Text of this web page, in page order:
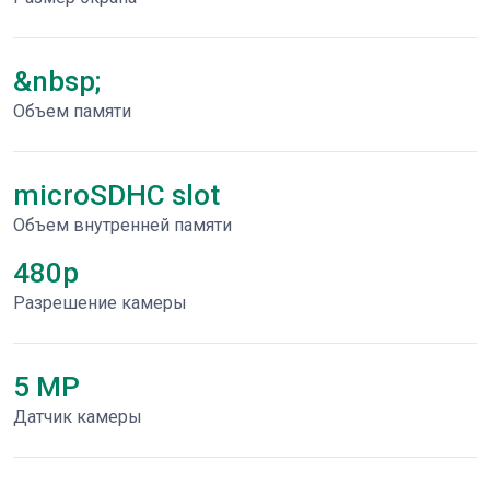
&nbsp;
Объем памяти
microSDHC slot
Объем внутренней памяти
480p
Разрешение камеры
5 MP
Датчик камеры